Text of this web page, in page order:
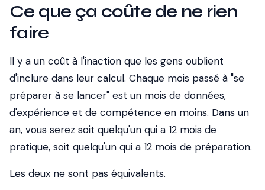
Ce que ça coûte de ne rien
faire
Il y a un coût à l'inaction que les gens oublient
d'inclure dans leur calcul. Chaque mois passé à "se
préparer à se lancer" est un mois de données,
d'expérience et de compétence en moins. Dans un
an, vous serez soit quelqu'un qui a 12 mois de
pratique, soit quelqu'un qui a 12 mois de préparation.
Les deux ne sont pas équivalents.